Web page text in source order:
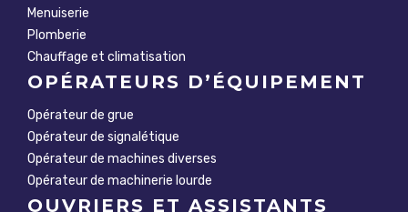
Menuiserie
Plomberie
Chauffage et climatisation
OPÉRATEURS D’ÉQUIPEMENT
Opérateur de grue
Opérateur de signalétique
Opérateur de machines diverses
Opérateur de machinerie lourde
OUVRIERS ET ASSISTANTS